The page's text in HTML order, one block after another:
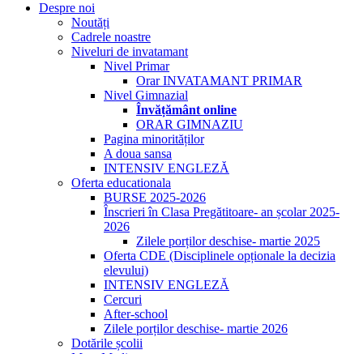
Despre noi
Noutăți
Cadrele noastre
Niveluri de invatamant
Nivel Primar
Orar INVATAMANT PRIMAR
Nivel Gimnazial
Învățământ online
ORAR GIMNAZIU
Pagina minorităților
A doua sansa
INTENSIV ENGLEZĂ
Oferta educationala
BURSE 2025-2026
Înscrieri în Clasa Pregătitoare- an școlar 2025-
2026
Zilele porților deschise- martie 2025
Oferta CDE (Disciplinele opționale la decizia
elevului)
INTENSIV ENGLEZĂ
Cercuri
After-school
Zilele porților deschise- martie 2026
Dotările școlii